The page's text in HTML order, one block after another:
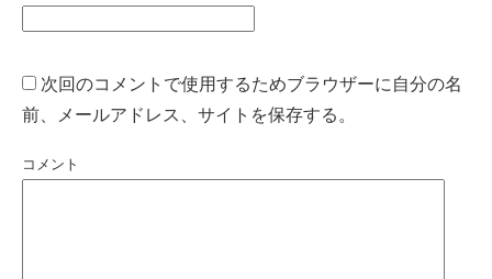
次回のコメントで使用するためブラウザーに自分の名
前、メールアドレス、サイトを保存する。
コメント